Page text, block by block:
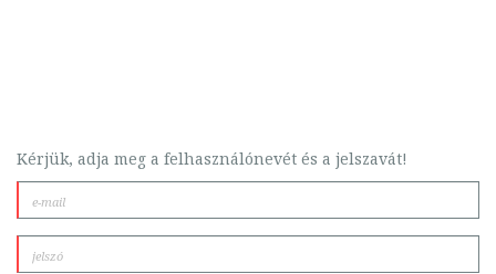
Kérjük, adja meg a felhasználónevét és a jelszavát!